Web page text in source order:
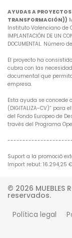
AYUDAS A
TRANSFORMACIÓN))
Instituto Valenciano de
IMPLANTACIÓN DE UN
DOCUMENTAL. Número
El proyecto ha
cubra con las
documental que
empresa.
Esta ayuda se concede
(DIGITALIZA-CV)” para
del Fondo Europeo de
través del Programa
Suport a la promoció
Import rebut: 16.294,25 €
© 2026 MUEBLES
reservados.
Política legal